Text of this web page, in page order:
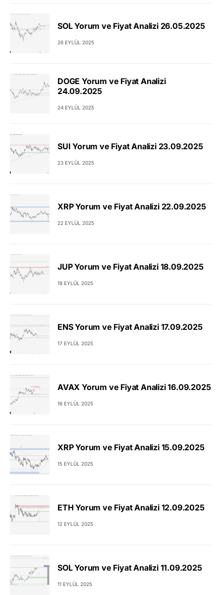
SOL Yorum ve Fiyat Analizi 26.05.2025
26 EYLÜL 2025
DOGE Yorum ve Fiyat Analizi
24.09.2025
24 EYLÜL 2025
SUI Yorum ve Fiyat Analizi 23.09.2025
23 EYLÜL 2025
XRP Yorum ve Fiyat Analizi 22.09.2025
22 EYLÜL 2025
JUP Yorum ve Fiyat Analizi 18.09.2025
18 EYLÜL 2025
ENS Yorum ve Fiyat Analizi 17.09.2025
17 EYLÜL 2025
AVAX Yorum ve Fiyat Analizi 16.09.2025
16 EYLÜL 2025
XRP Yorum ve Fiyat Analizi 15.09.2025
15 EYLÜL 2025
ETH Yorum ve Fiyat Analizi 12.09.2025
12 EYLÜL 2025
SOL Yorum ve Fiyat Analizi 11.09.2025
11 EYLÜL 2025